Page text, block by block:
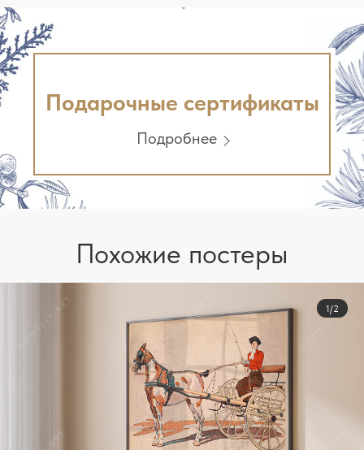
Подарочные сертификаты
Подробнее
Похожие постеры
1/2